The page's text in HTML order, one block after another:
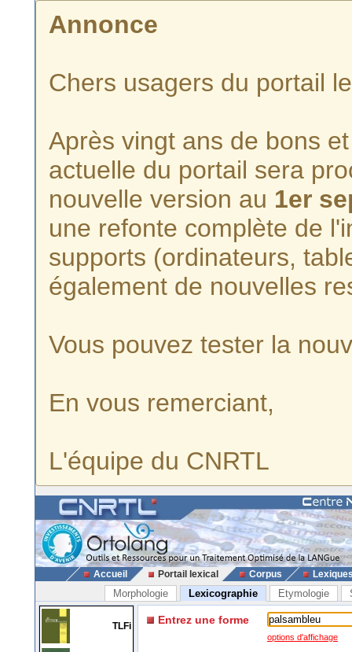
Annonce
Chers usagers du portail
Après vingt ans de bons
actuelle du portail sera
nouvelle version au 1er
une refonte complète de
supports (ordinateurs,
également de nouvelles
Vous pouvez tester la
En vous remerciant,
L'équipe du CNRTL
Accueil Portail lexical Corpus
Morphologie Lexicographie Etymologie
TLFi Entrez une forme
options d'affichage